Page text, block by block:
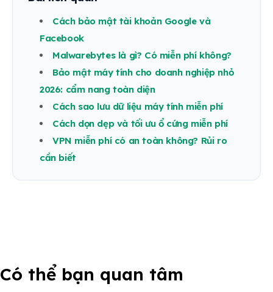
Cách bảo mật tài khoản Google và
Facebook
Malwarebytes là gì? Có miễn phí không?
Bảo mật máy tính cho doanh nghiệp nhỏ
2026: cẩm nang toàn diện
Cách sao lưu dữ liệu máy tính miễn phí
Cách dọn dẹp và tối ưu ổ cứng miễn phí
VPN miễn phí có an toàn không? Rủi ro
cần biết
Có thể bạn quan tâm